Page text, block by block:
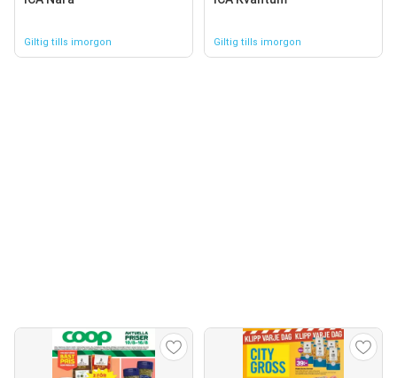
Giltig tills imorgon Giltig tills imorgon